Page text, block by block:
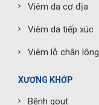
Viêm da cơ địa
Viêm da tiếp xúc
Viêm lỗ chân lông
XƯƠNG KHỚP
Bệnh gout